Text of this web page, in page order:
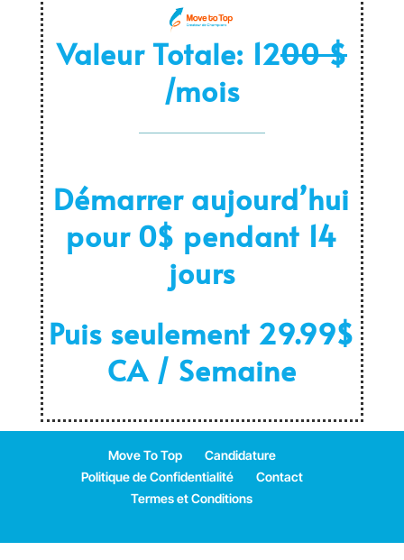
Valeur Totale: 1200 $
/mois
Démarrer aujourd’hui
pour 0$ pendant 14
jours
Puis seulement 29.99$
CA / Semaine
Move To Top
Candidature
Politique de Confidentialité
Contact
Termes et Conditions
MoveToTop ™ 2026